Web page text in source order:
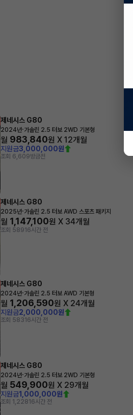
제네시스 G80
2024년·가솔린 2.5 터보 2WD 기본형
월 983,840원 X 12개월
지원금3,000,000원
조회 6,609방금전
제네시스 G80
2025년·가솔린 2.5 터보 AWD 스포츠 패키지
월 1,147,100원 X 34개월
조회 58916시간 전
제네시스 G80
2024년·가솔린 2.5 터보 AWD 기본형
월 1,206,590원 X 24개월
지원금2,000,000원
조회 58316시간 전
제네시스 G80
2024년·가솔린 2.5 터보 2WD 기본형
월 549,900원 X 29개월
지원금1,000,000원
조회 1,22816시간 전